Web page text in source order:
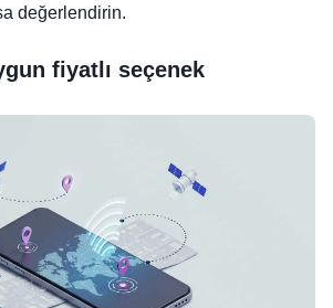
değerlendirin.
fiyatlı seçenek